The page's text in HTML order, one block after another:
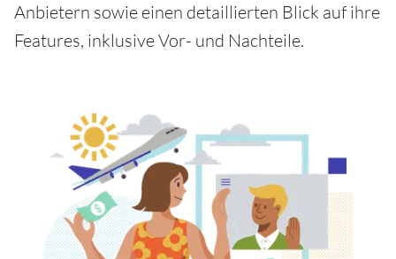
Anbietern sowie einen detaillierten Blick auf ihre
Features, inklusive Vor- und Nachteile.